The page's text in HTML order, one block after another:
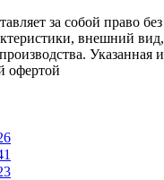
за собой право
внешний
Указанная
офертой